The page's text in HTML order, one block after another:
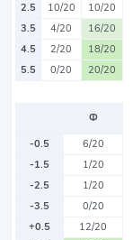
2.5
10/20
10/20
3.5
4/20
16/20
4.5
2/20
18/20
5.5
0/20 20/20
Ф
-0.5
6/20
-1.5
1/20
-2.5
1/20
-3.5
0/20
+0.5
12/20